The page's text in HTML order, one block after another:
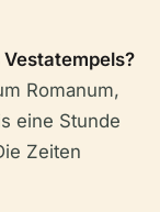
Romanum,
eine Stunde
Zeiten